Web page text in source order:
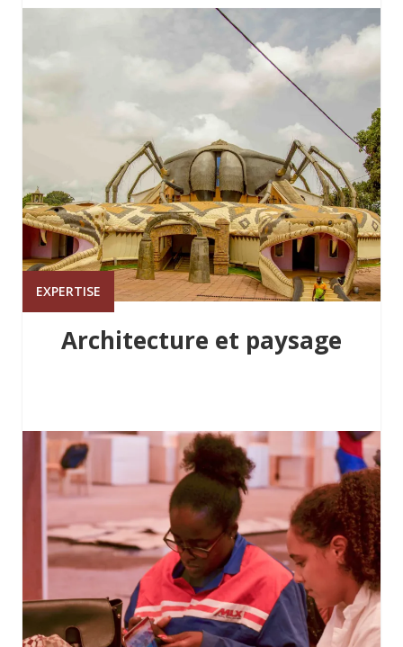
EXPERTISE
Architecture et paysage